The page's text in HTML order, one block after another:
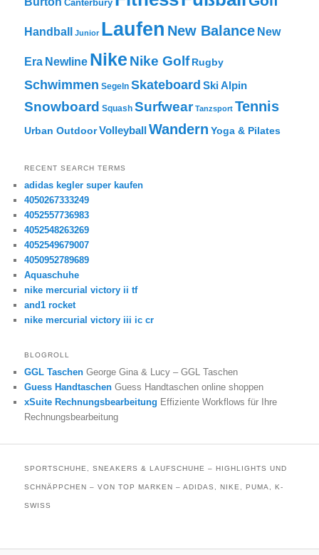
Canterbury
Handball Junior Laufen New Balance New
Era Newline Nike Nike Golf Rugby
Schwimmen Segeln Skateboard Ski Alpin
Snowboard Squash Surfwear Tanzsport Tennis
Urban OutdoorVolleyballWandern Yoga & Pilates
RECENT SEARCH TERMS
adidas kegler super kaufen
4050267333249
4052557736983
4052548263269
4052549679007
4050952789689
Aquaschuhe
nike mercurial victory ii tf
and1 rocket
nike mercurial victory iii ic cr
BLOGROLL
GGL Taschen George Gina & Lucy – GGL Taschen
Guess Handtaschen Guess Handtaschen online shoppen
xSuite Rechnungsbearbeitung Effiziente Workflows für Ihre
Rechnungsbearbeitung
SPORTSCHUHE, SNEAKERS & LAUFSCHUHE – HIGHLIGHTS UND
SCHNÄPPCHEN – VON TOP MARKEN – ADIDAS, NIKE, PUMA, K-
SWISS